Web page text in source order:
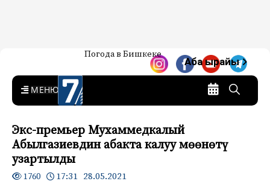
7-канал. Жаңылыктар —
Кыргызстан
Жаңылыктар — Кыргызстан
Погода в Бишкеке
Аба ырайы
MENU
Экс-премьер Мухаммедкалый
Абылгазиевдин абакта калуу мөөнөтү
узартылды
1760 17:31 28.05.2021